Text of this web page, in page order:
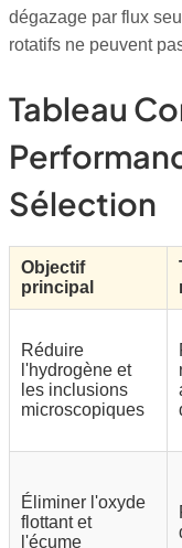
dégazage par flux
rotatifs ne peuvent
Tableau
Sélection
Objectif
principal
Réduire
l'hydrogène et
les inclusions
microscopiques
Éliminer l'oxyde
flottant et
l'écume